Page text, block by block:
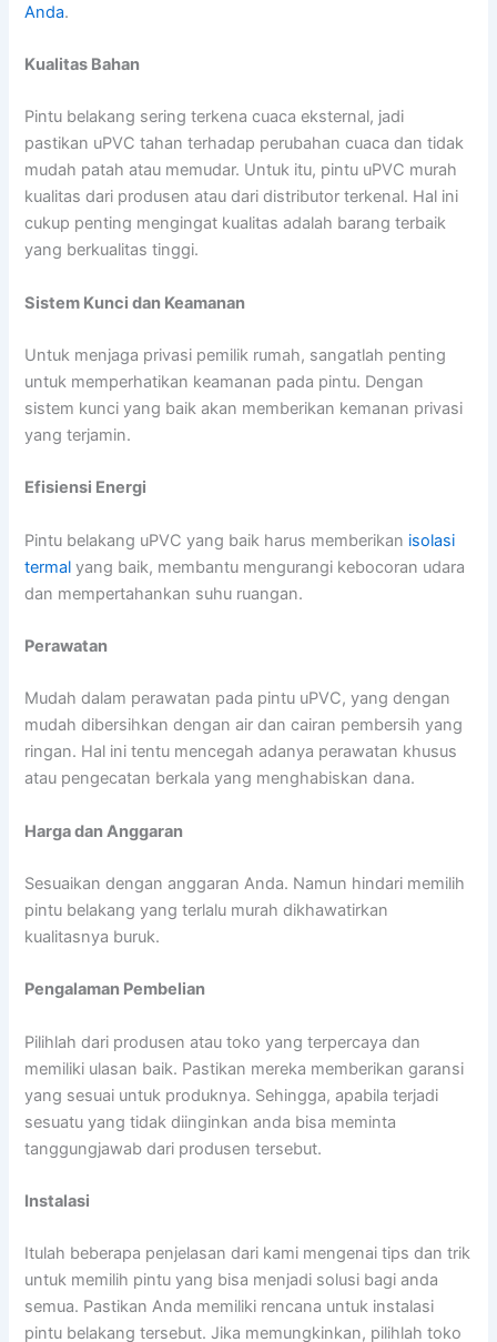
Anda.
Kualitas Bahan
Pintu belakang sering terkena cuaca eksternal, jadi
pastikan uPVC tahan terhadap perubahan cuaca dan tidak
mudah patah atau memudar. Untuk itu, pintu uPVC murah
kualitas dari produsen atau dari distributor terkenal. Hal ini
cukup penting mengingat kualitas adalah barang terbaik
yang berkualitas tinggi.
Sistem Kunci dan Keamanan
Untuk menjaga privasi pemilik rumah, sangatlah penting
untuk memperhatikan keamanan pada pintu. Dengan
sistem kunci yang baik akan memberikan kemanan privasi
yang terjamin.
Efisiensi Energi
Pintu belakang uPVC yang baik harus memberikan isolasi
termalyang baik, membantu mengurangi kebocoran udara
dan mempertahankan suhu ruangan.
Perawatan
Mudah dalam perawatan pada pintu uPVC, yang dengan
mudah dibersihkan dengan air dan cairan pembersih yang
ringan. Hal ini tentu mencegah adanya perawatan khusus
atau pengecatan berkala yang menghabiskan dana.
Harga dan Anggaran
Sesuaikan dengan anggaran Anda. Namun hindari memilih
pintu belakang yang terlalu murah dikhawatirkan
kualitasnya buruk.
Pengalaman Pembelian
Pilihlah dari produsen atau toko yang terpercaya dan
memiliki ulasan baik. Pastikan mereka memberikan garansi
yang sesuai untuk produknya. Sehingga, apabila terjadi
sesuatu yang tidak diinginkan anda bisa meminta
tanggungjawab dari produsen tersebut.
Instalasi
Itulah beberapa penjelasan dari kami mengenai tips dan trik
untuk memilih pintu yang bisa menjadi solusi bagi anda
semua. Pastikan Anda memiliki rencana untuk instalasi
pintu belakang tersebut. Jika memungkinkan, pilihlah toko